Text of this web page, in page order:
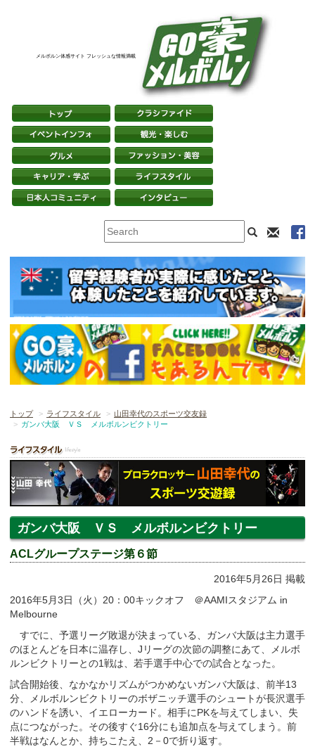
メルボルン体感サイト フレッシュな情報満載
トップ ライフスタイル
山田幸代のスポーツ交友録
ガンバ大阪 ＶＳ メルボルンビクトリー
ガンバ大阪 ＶＳ メルボルンビクトリー
ACLグループステージ第６節
2016年5月26日 掲載
2016年5月3日（火）20：00キックオフ ＠AAMIスタジアム in
Melbourne
すでに、予選リーグ敗退が決まっている、ガンバ大阪は主力選手
のほとんどを日本に温存し、Jリーグの次節の調整にあて、メルボ
ルンビクトリーとの1戦は、若手選手中心での試合となった。
試合開始後、なかなかリズムがつかめないガンバ大阪は、前半13
分、メルボルンビクトリーのボザニッチ選手のシュートが長沢選手
のハンドを誘い、イエローカード。相手にPKを与えてしまい、失
点につながった。その後すぐ16分にも追加点を与えてしまう。前
半戦はなんとか、持ちこたえ、2－0で折り返す。